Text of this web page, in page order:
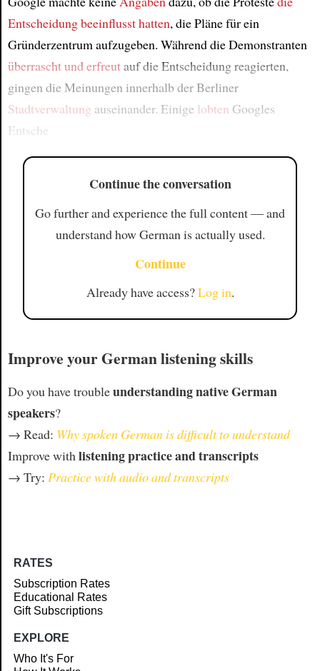
Entscheidung beeinflusst hatten, die Pläne für ein
Gründerzentrum aufzugeben. Während die Demonstranten
überrascht und erfreutauf die Entscheidung reagierten,
gingen die Meinungen innerhalb der Berliner
Stadtverwaltung auseinander. Einige lobten Googles
Entsche
Continue the conversation
Go further and experience the full content — and
understand how German is actually used.
Continue
Already have access?Log in.
Improve your German listening skills
Do you have troubleunderstanding native German
speakers?
→ Read: Why spoken German is difficult to understand
Improve with listening practice and transcripts
→ Try: Practice with audio and transcripts
RATES
Subscription Rates
Educational Rates
Gift Subscriptions
EXPLORE
Who It's For